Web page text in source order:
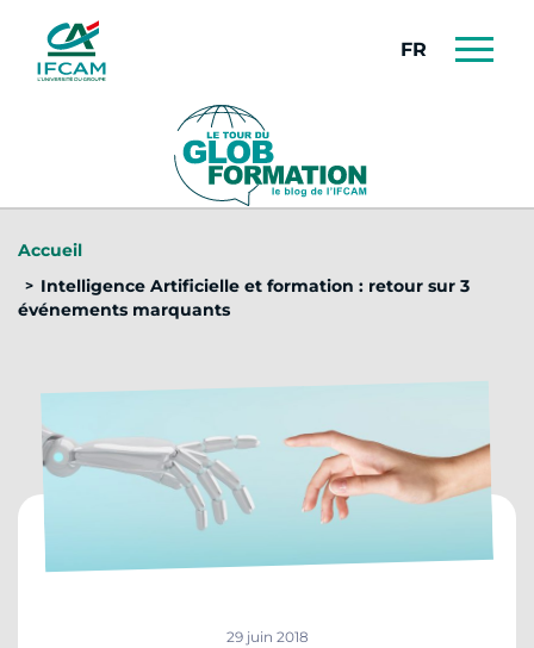
FRANÇAIS
Accueil
Intelligence Artificielle et formation : retour sur 3
événements marquants
29 juin 2018